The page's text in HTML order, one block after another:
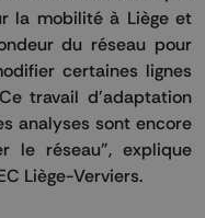
la mobilité à Liège et
du réseau pour
certaines lignes
travail d'adaptation
analyses sont encore
le réseau", explique
Liège-Verviers.